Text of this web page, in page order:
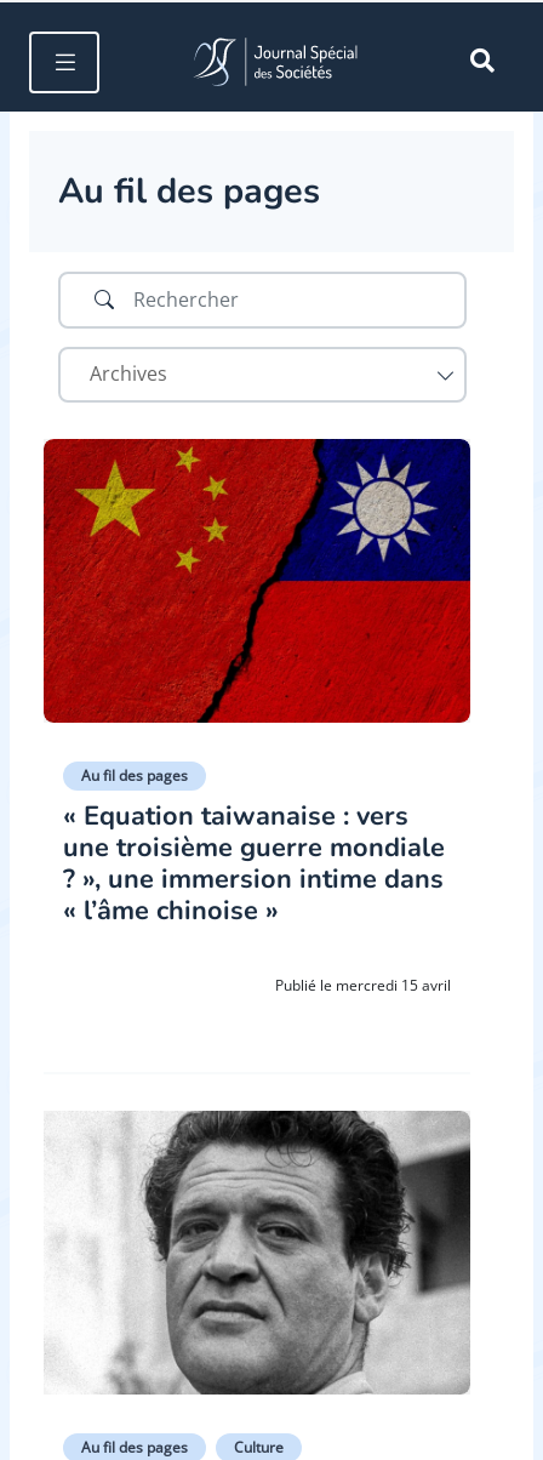
Au fil des pages
Au fil des pages
« Equation taiwanaise : vers
une troisième guerre mondiale
? », une immersion intime dans
« l’âme chinoise »
Publié le mercredi 15 avril
Au fil des pages Culture